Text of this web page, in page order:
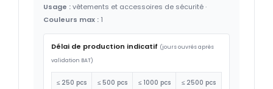
Usage :vêtements et accessoires de sécurité ·
Couleurs max : 1
Délai de production indicatif (jours ouvrés après
validation BAT)
≤ 250 pcs ≤ 500 pcs ≤ 1000 pcs ≤ 2500 pcs